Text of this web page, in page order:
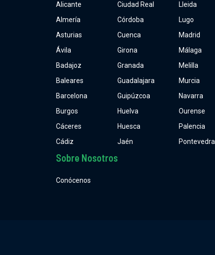
Alicante
Almería
Asturias
Ávila
Badajoz
Baleares
Barcelona
Burgos
Cáceres
Cádiz
Ciudad Real
Córdoba
Cuenca
Girona
Granada
Guadalajara
Guipúzcoa
Huelva
Huesca
Jaén
Lleida
Lugo
Madrid
Málaga
Melilla
Murcia
Navarra
Ourense
Palencia
Pontevedra
Sobre Nosotros
Conócenos